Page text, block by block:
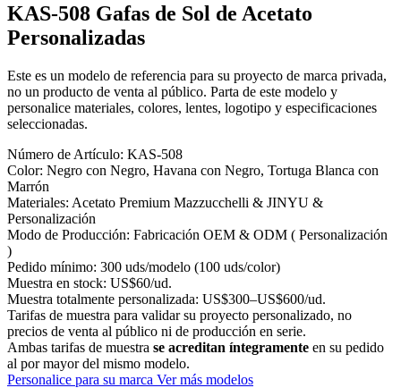
KAS-508 Gafas de Sol de Acetato
Personalizadas
Este es un modelo de referencia para su proyecto de marca privada,
no un producto de venta al público. Parta de este modelo y
personalice materiales, colores, lentes, logotipo y especificaciones
seleccionadas.
Número de Artículo: KAS-508
Color: Negro con Negro, Havana con Negro, Tortuga Blanca con
Marrón
Materiales: Acetato Premium Mazzucchelli & JINYU &
Personalización
Modo de Producción: Fabricación OEM & ODM ( Personalización
)
Pedido mínimo: 300 uds/modelo (100 uds/color)
Muestra en stock: US$60/ud.
Muestra totalmente personalizada: US$300–US$600/ud.
Tarifas de muestra para validar su proyecto personalizado, no
precios de venta al público ni de producción en serie.
Ambas tarifas de muestra se acreditan íntegramente en su pedido
al por mayor del mismo modelo.
Personalice para su marca Ver más modelos